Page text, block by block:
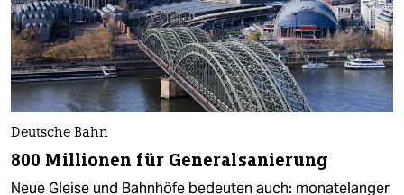
Deutsche Bahn
800 Millionen für Generalsanierung
Neue Gleise und Bahnhöfe bedeuten auch: monatelanger